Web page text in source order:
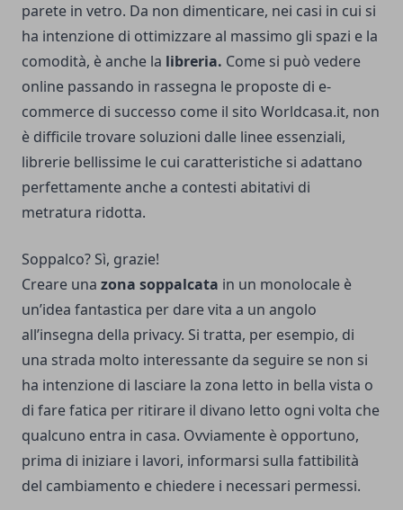
parete in vetro. Da non dimenticare, nei casi in cui si
ha intenzione di ottimizzare al massimo gli spazi e la
comodità, è anche la libreria. Come si può vedere
online passando in rassegna le proposte di e-
commerce di successo come il sito Worldcasa.it, non
è difficile trovare soluzioni dalle linee essenziali,
librerie bellissime le cui caratteristiche si adattano
perfettamente anche a contesti abitativi di
metratura ridotta.
Soppalco? Sì, grazie!
Creare una zona soppalcata in un monolocale è
un’idea fantastica per dare vita a un angolo
all’insegna della privacy. Si tratta, per esempio, di
una strada molto interessante da seguire se non si
ha intenzione di lasciare la zona letto in bella vista o
di fare fatica per ritirare il divano letto ogni volta che
qualcuno entra in casa. Ovviamente è opportuno,
prima di iniziare i lavori, informarsi sulla fattibilità
del cambiamento e chiedere i necessari permessi.